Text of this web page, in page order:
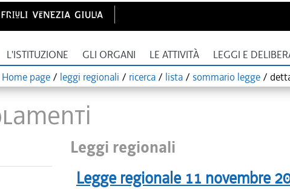
L'ISTITUZIONE GLI ORGANI LE ATTIVITÀ LEGGI E
Home page / leggi regionali / ricerca / lista / sommario legge /
Leggi regionali
Legge regionale 11 novembre